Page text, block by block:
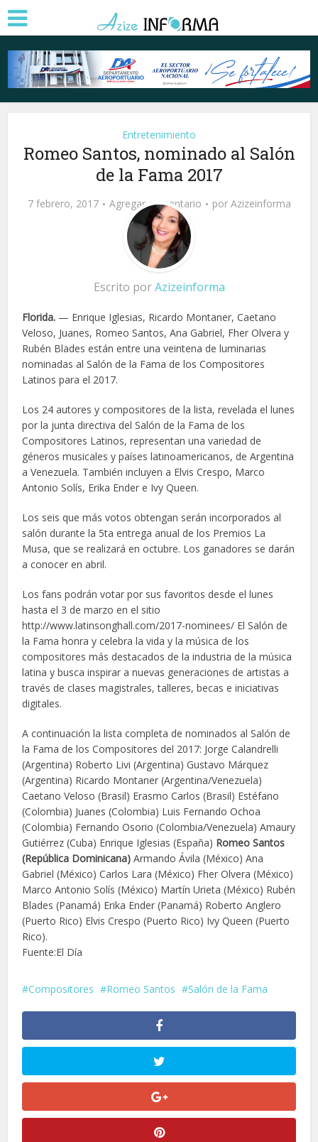
Entretenimiento
Romeo Santos, nominado al Salón
de la Fama 2017
7 febrero, 2017 Agregar comentario por Azizeinforma
Escrito porAzizeinforma
Florida. — Enrique Iglesias, Ricardo Montaner, Caetano
Veloso, Juanes, Romeo Santos, Ana Gabriel, Fher Olvera y
Rubén Blades están entre una veintena de luminarias
nominadas al Salón de la Fama de los Compositores
Latinos para el 2017.
Los 24 autores y compositores de la lista, revelada el lunes
por la junta directiva del Salón de la Fama de los
Compositores Latinos, representan una variedad de
géneros musicales y países latinoamericanos, de Argentina
a Venezuela. También incluyen a Elvis Crespo, Marco
Antonio Solís, Erika Ender e Ivy Queen.
Los seis que más votos obtengan serán incorporados al
salón durante la 5ta entrega anual de los Premios La
Musa, que se realizará en octubre. Los ganadores se darán
a conocer en abril.
Los fans podrán votar por sus favoritos desde el lunes
hasta el 3 de marzo en el sitio
http://www.latinsonghall.com/2017-nominees/ El Salón de
la Fama honra y celebra la vida y la música de los
compositores más destacados de la industria de la música
latina y busca inspirar a nuevas generaciones de artistas a
través de clases magistrales, talleres, becas e iniciativas
digitales.
A continuación la lista completa de nominados al Salón de
la Fama de los Compositores del 2017: Jorge Calandrelli
(Argentina) Roberto Livi (Argentina) Gustavo Márquez
(Argentina) Ricardo Montaner (Argentina/Venezuela)
Caetano Veloso (Brasil) Erasmo Carlos (Brasil) Estéfano
(Colombia) Juanes (Colombia) Luis Fernando Ochoa
(Colombia) Fernando Osorio (Colombia/Venezuela) Amaury
Gutiérrez (Cuba) Enrique Iglesias (España) Romeo Santos
(República Dominicana) Armando Ávila (México) Ana
Gabriel (México) Carlos Lara (México) Fher Olvera (México)
Marco Antonio Solís (México) Martín Urieta (México) Rubén
Blades (Panamá) Erika Ender (Panamá) Roberto Anglero
(Puerto Rico) Elvis Crespo (Puerto Rico) Ivy Queen (Puerto
Rico).
Fuente:El Día
Compositores Romeo Santos Salón de la Fama